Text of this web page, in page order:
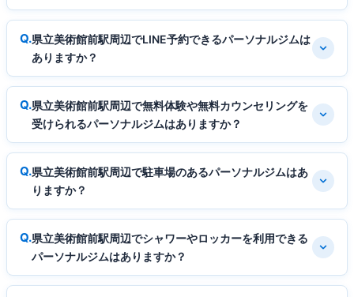
県立美術館前駅周辺でLINE予約できるパーソナルジムは
ありますか？
県立美術館前駅周辺で無料体験や無料カウンセリングを
受けられるパーソナルジムはありますか？
県立美術館前駅周辺で駐車場のあるパーソナルジムはあ
りますか？
県立美術館前駅周辺でシャワーやロッカーを利用できる
パーソナルジムはありますか？